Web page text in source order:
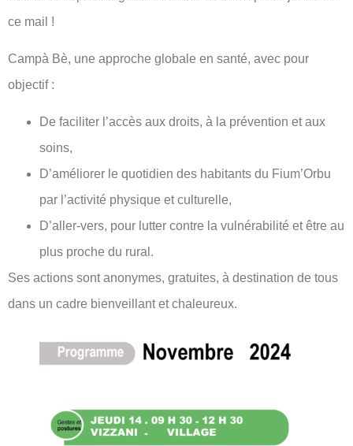
ce mail !
Campà Bè, une approche globale en santé, avec pour
objectif :
De faciliter l’accès aux droits, à la prévention et aux
soins,
D’améliorer le quotidien des habitants du Fium’Orbu
par l’activité physique et culturelle,
D’aller-vers, pour lutter contre la vulnérabilité et être au
plus proche du rural.
Ses actions sont anonymes, gratuites, à destination de tous
dans un cadre bienveillant et chaleureux.